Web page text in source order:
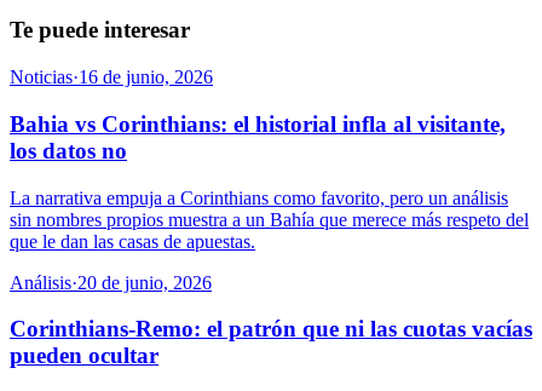
Te puede interesar
Noticias·16 de junio, 2026
Bahia vs Corinthians: el historial infla al visitante,
los datos no
La narrativa empuja a Corinthians como favorito, pero un análisis
sin nombres propios muestra a un Bahía que merece más respeto del
que le dan las casas de apuestas.
Análisis·20 de junio, 2026
Corinthians-Remo: el patrón que ni las cuotas vacías
pueden ocultar